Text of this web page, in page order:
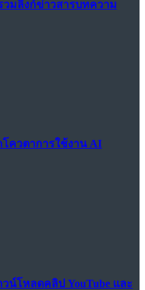
รวมลิงก์ข่าวสารบทความ
โควตาการใช้งาน AI
น์โหลดคลิป YouTube และ